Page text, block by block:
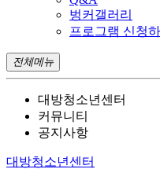
벙커갤러리
프로그램 신청하
전체메뉴
대방청소년센터
커뮤니티
공지사항
대방청소년센터